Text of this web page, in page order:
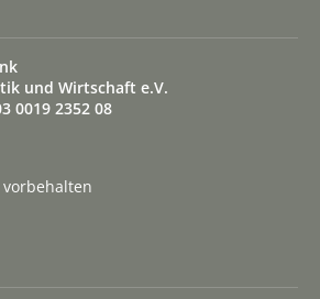
und Wirtschaft e.V.
0019 2352 08